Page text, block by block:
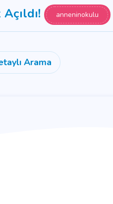
anneninokulu
Arama